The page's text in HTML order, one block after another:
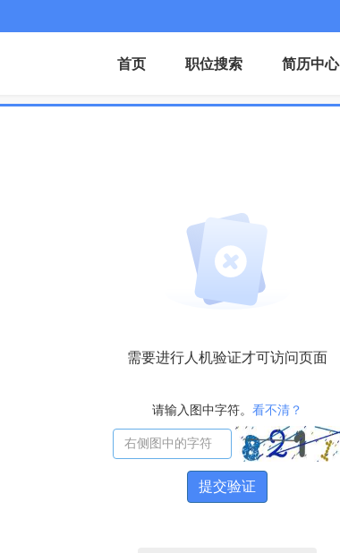
首页 职位搜索 简历中心
需要进行人机验证才可访问页面
请输入图中字符。 看不清？
提交验证